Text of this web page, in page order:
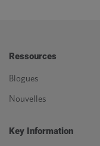
Ressources
Blogues
Nouvelles
Key Information